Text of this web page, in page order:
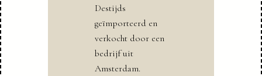
Destijds
geïmporteerd en
verkocht door een
bedrijf uit
Amsterdam.